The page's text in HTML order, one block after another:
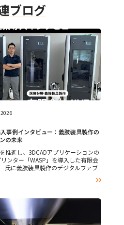
ブログ
事例インタビュー：義肢装具製作の
の未来
推進し、3DCADアプリケーションの
ンター「WASP」を導入した有限会
氏に義肢装具製作のデジタルファブ
